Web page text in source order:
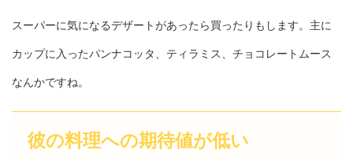
スーパーに気になるデザートがあったら買ったりもします。主に
カップに入ったパンナコッタ、ティラミス、チョコレートムース
なんかですね。
彼の料理への期待値が低い